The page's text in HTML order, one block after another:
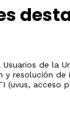
de la
y resolución de
(uvus, acceso